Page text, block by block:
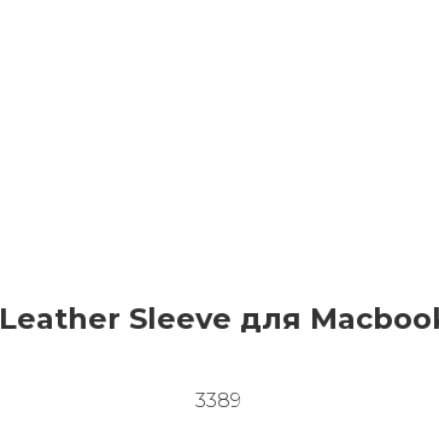
Sleeve для
3389